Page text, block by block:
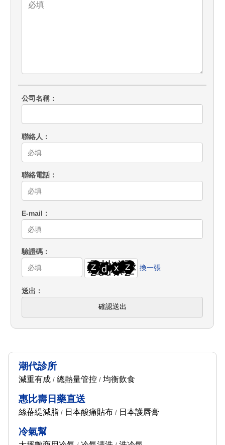
公司名稱
聯絡人
聯絡電話
E-mail
驗證碼
換一張
送出
確認送出
潮代診所
減重有成/ 總熱量管控/ 均衡飲食
惠比壽日藥直送
絲蓓緹減脂/ 日本酸痛貼布/ 日本護唇膏
冷氣幫